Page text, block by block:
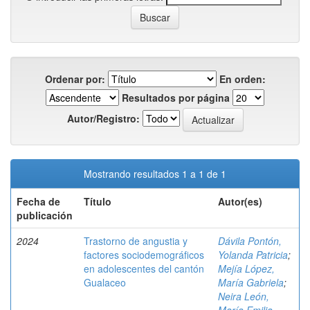
Ordenar por:
En orden:
Resultados por página
Autor/Registro:
Mostrando resultados 1 a 1 de 1
Fecha de
publicación
Título Autor(es)
2024
Trastorno de angustia y
factores sociodemográficos
en adolescentes del cantón
Gualaceo
Dávila Pontón,
Yolanda Patricia;
Mejía López,
María Gabriela;
Neira León,